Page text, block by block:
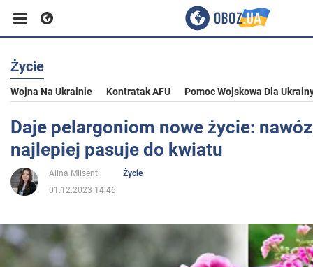
Biznes
Sport
Rozrywka
Polityka
Życie
Wojna Na Ukrainie Kontratak AFU Pomoc Wojskowa Dla
Daje pelargoniom nowe życie:
najlepiej pasuje do kwiatu
Alina Milsent
Życie
01.12.2023 14:46